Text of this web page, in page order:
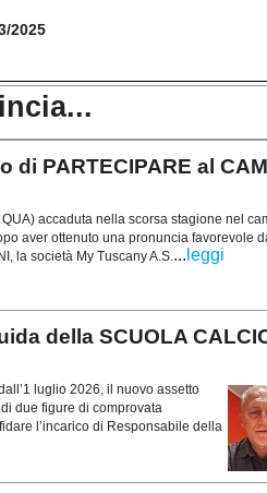
2025
di PARTECIPARE al
accaduta nella scorsa stagione nel
aver ottenuto una pronuncia favorevole
la società My Tuscany A.S.... leggi
della SCUOLA
luglio 2026, il nuovo assetto
due figure di comprovata
l’incarico di Responsabile della